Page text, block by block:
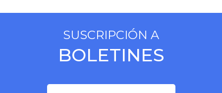
SUSCRIPCIÓN A
BOLETINES